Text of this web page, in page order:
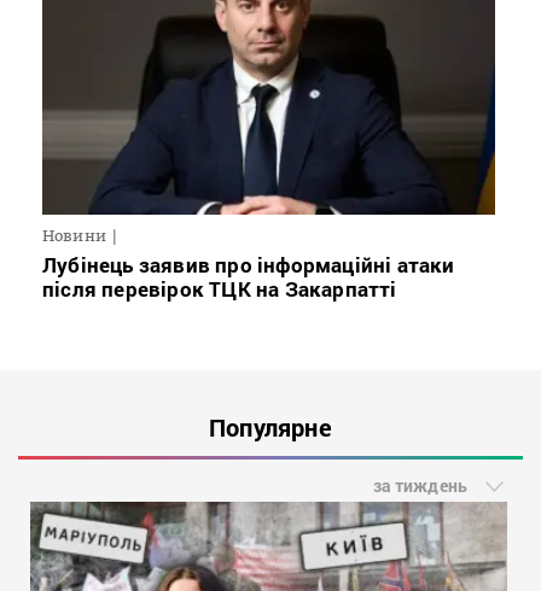
Новини
Лубінець заявив про інформаційні атаки
після перевірок ТЦК на Закарпатті
Популярне
за тиждень